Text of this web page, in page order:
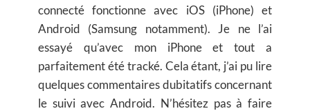
connecté fonctionne avec iOS (iPhone) et
Android (Samsung notamment). Je ne l’ai
essayé qu’avec mon iPhone et tout a
parfaitement été tracké. Cela étant, j’ai pu lire
quelques commentaires dubitatifs concernant
le suivi avec Android. N’hésitez pas à faire